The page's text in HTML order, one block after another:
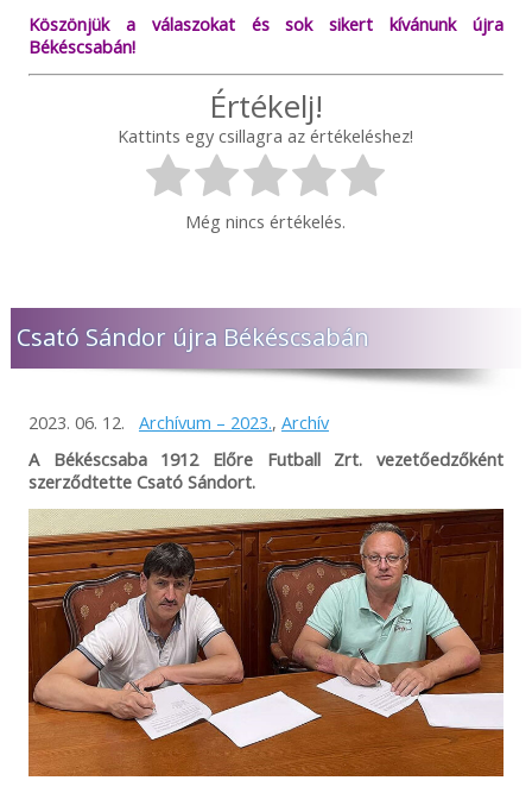
Köszönjük a válaszokat és sok sikert kívánunk újra
Békéscsabán!
Értékelj!
Kattints egy csillagra az értékeléshez!
Még nincs értékelés.
Csató Sándor újra Békéscsabán
2023. 06. 12. Archívum – 2023., Archív
A Békéscsaba 1912 Előre Futball Zrt. vezetőedzőként
szerződtette Csató Sándort.